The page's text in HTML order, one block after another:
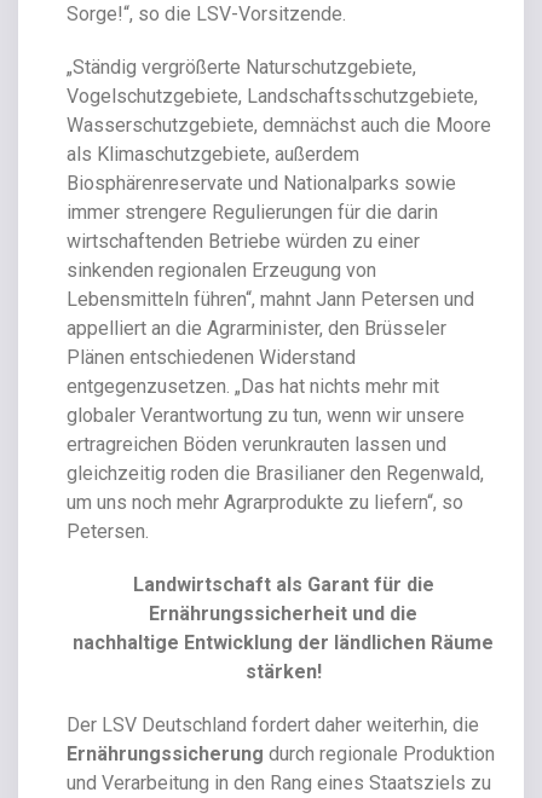
Sorge!“, so die LSV-Vorsitzende.
„Ständig vergrößerte Naturschutzgebiete,
Vogelschutzgebiete, Landschaftsschutzgebiete,
Wasserschutzgebiete, demnächst auch die Moore
als Klimaschutzgebiete, außerdem
Biosphärenreservate und Nationalparks sowie
immer strengere Regulierungen für die darin
wirtschaftenden Betriebe würden zu einer
sinkenden regionalen Erzeugung von
Lebensmitteln führen“, mahnt Jann Petersen und
appelliert an die Agrarminister, den Brüsseler
Plänen entschiedenen Widerstand
entgegenzusetzen. „Das hat nichts mehr mit
globaler Verantwortung zu tun, wenn wir unsere
ertragreichen Böden verunkrauten lassen und
gleichzeitig roden die Brasilianer den Regenwald,
um uns noch mehr Agrarprodukte zu liefern“, so
Petersen.
Landwirtschaft als Garant für die
Ernährungssicherheit und die
nachhaltige Entwicklung der ländlichen Räume
stärken!
Der LSV Deutschland fordert daher weiterhin, die
Ernährungssicherung durch regionale Produktion
und Verarbeitung in den Rang eines Staatsziels zu